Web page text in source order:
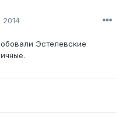
2014
Эстелевские